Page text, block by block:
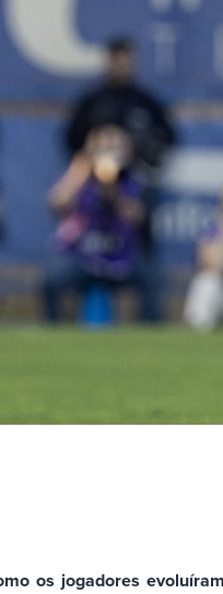
os jogadores